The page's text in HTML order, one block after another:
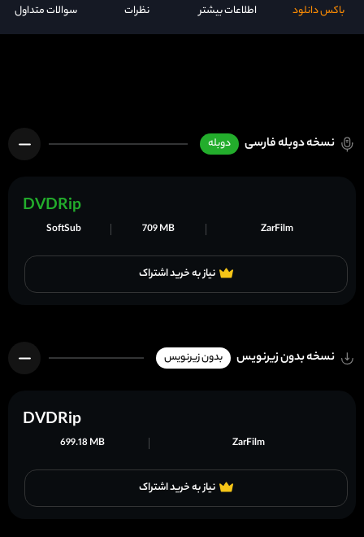
باکس دانلود اطلاعات بیشتر نظرات سوالات متداول
نسخه دوبله فارسی دوبله
نیاز به خرید اشتراک
ZarFilm
709 MB
SoftSub
DVDRip
نسخه بدون زیرنویس بدون زیرنویس
نیاز به خرید اشتراک
ZarFilm
699.18 MB
DVDRip